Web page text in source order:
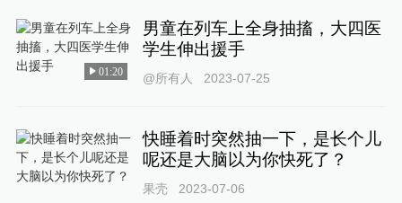
01:20
男童在列车上全身抽搐，大四医
学生伸出援手
@所有人 2023-07-25
快睡着时突然抽一下，是长个儿
呢还是大脑以为你快死了？
果壳 2023-07-06